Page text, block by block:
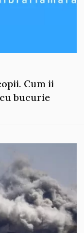
Cum ii
bucurie